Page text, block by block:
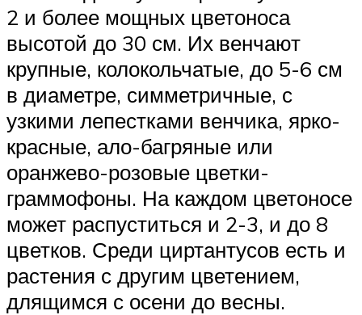
2 и более мощных цветоноса
высотой до 30 см. Их венчают
крупные, колокольчатые, до 5-6 см
в диаметре, симметричные, с
узкими лепестками венчика, ярко-
красные, ало-багряные или
оранжево-розовые цветки-
граммофоны. На каждом цветоносе
может распуститься и 2-3, и до 8
цветков. Среди циртантусов есть и
растения с другим цветением,
длящимся с осени до весны.